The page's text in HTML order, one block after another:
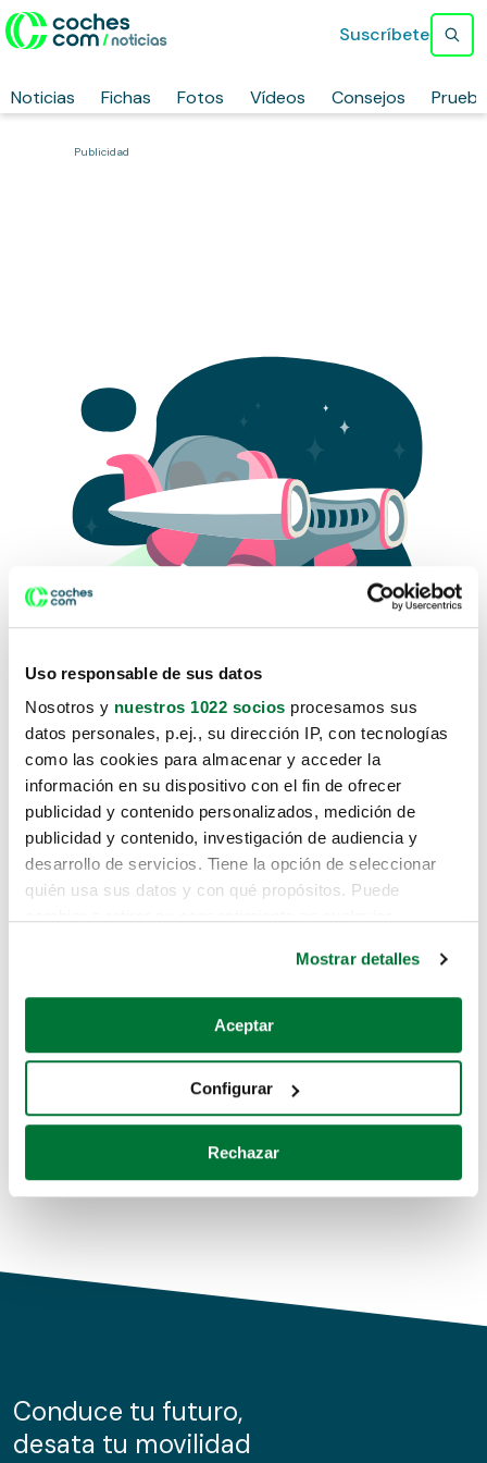
Uso responsable de sus datos
Nosotros y nuestros 1022 socios procesamos sus
datos personales, p.ej., su dirección IP, con tecnologías
como las cookies para almacenar y acceder la
información en su dispositivo con el fin de ofrecer
publicidad y contenido personalizados, medición de
publicidad y contenido, investigación de audiencia y
desarrollo de servicios. Tiene la opción de seleccionar
quién usa sus datos y con qué propósitos. Puede
Si lo permite, también quisiéramos:
Recopilar información sobre su ubicación geográfica
Identificar su dispositivo analizándolo activamente
para buscar características específicas (huellas
Obtenga más información sobre cómo se procesan sus
de cookies.
información sobre el uso que haga del sitio web con
nuestros partners de redes sociales, publicidad y análisis
Mostrar detalles
Aceptar
Configurar
Rechazar
Noticias Fichas Fotos Vídeos Consejos
Suscríbete
Publicidad
Lo sentimos, no sabemos como
te hemos traido hasta aquí.
Pero puedes encontrar el coche que estás
buscando en alguno de estos enlaces:
Coches de segunda mano
Coches de km0
Conduce tu futuro,
desata tu movilidad